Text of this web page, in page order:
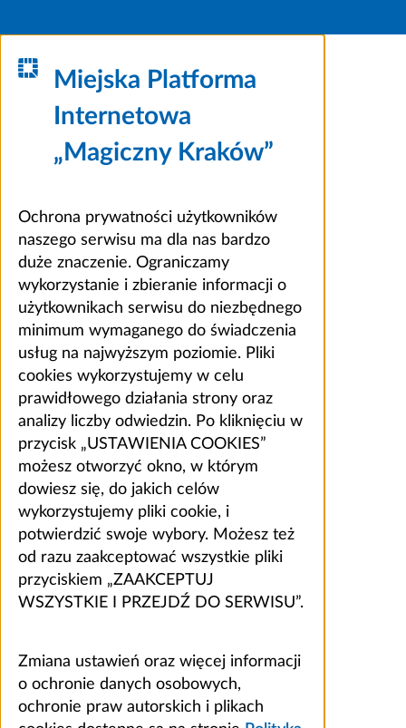
Miejska Platforma
Internetowa
„Magiczny Kraków”
Ochrona prywatności użytkowników
naszego serwisu ma dla nas bardzo
duże znaczenie. Ograniczamy
wykorzystanie i zbieranie informacji o
użytkownikach serwisu do niezbędnego
minimum wymaganego do świadczenia
usług na najwyższym poziomie. Pliki
cookies wykorzystujemy w celu
prawidłowego działania strony oraz
analizy liczby odwiedzin. Po kliknięciu w
przycisk „USTAWIENIA COOKIES”
możesz otworzyć okno, w którym
dowiesz się, do jakich celów
wykorzystujemy pliki cookie, i
potwierdzić swoje wybory. Możesz też
od razu zaakceptować wszystkie pliki
przyciskiem „ZAAKCEPTUJ
WSZYSTKIE I PRZEJDŹ DO SERWISU”.
Zmiana ustawień oraz więcej informacji
o ochronie danych osobowych,
ochronie praw autorskich i plikach